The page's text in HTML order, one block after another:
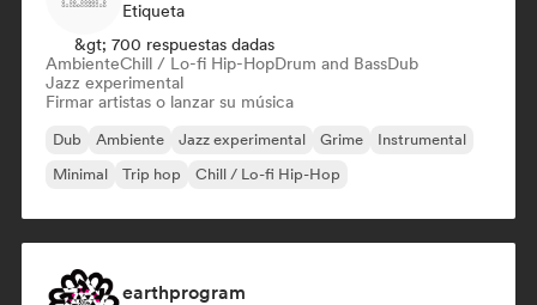
Etiqueta
&gt; 700 respuestas dadas
AmbienteChill / Lo-fi Hip-HopDrum and BassDub
Jazz experimental
Firmar artistas o lanzar su música
Dub Ambiente Jazz experimental Grime
Instrumental
Minimal
Trip hop Chill / Lo-fi Hip-Hop
earthprogram